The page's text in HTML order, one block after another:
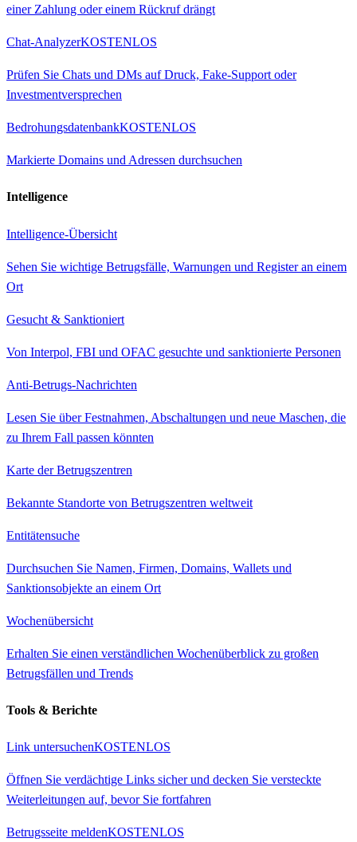
einer Zahlung oder einem Rückruf drängt
Chat-AnalyzerKOSTENLOS
Prüfen Sie Chats und DMs auf Druck, Fake-Support oder
Investmentversprechen
BedrohungsdatenbankKOSTENLOS
Markierte Domains und Adressen durchsuchen
Intelligence
Intelligence-Übersicht
Sehen Sie wichtige Betrugsfälle, Warnungen und Register an einem
Ort
Gesucht & Sanktioniert
Von Interpol, FBI und OFAC gesuchte und sanktionierte Personen
Anti-Betrugs-Nachrichten
Lesen Sie über Festnahmen, Abschaltungen und neue Maschen, die
zu Ihrem Fall passen könnten
Karte der Betrugszentren
Bekannte Standorte von Betrugszentren weltweit
Entitätensuche
Durchsuchen Sie Namen, Firmen, Domains, Wallets und
Sanktionsobjekte an einem Ort
Wochenübersicht
Erhalten Sie einen verständlichen Wochenüberblick zu großen
Betrugsfällen und Trends
Tools & Berichte
Link untersuchenKOSTENLOS
Öffnen Sie verdächtige Links sicher und decken Sie versteckte
Weiterleitungen auf, bevor Sie fortfahren
Betrugsseite meldenKOSTENLOS